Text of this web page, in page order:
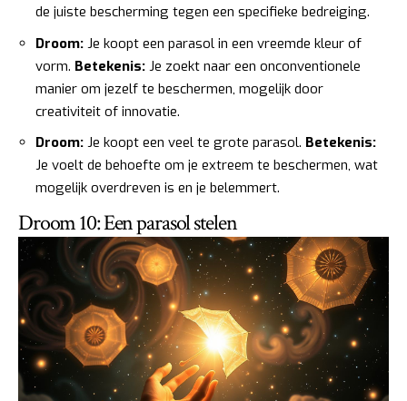
de juiste bescherming tegen een specifieke bedreiging.
Droom: Je koopt een parasol in een vreemde kleur of
vorm. Betekenis: Je zoekt naar een onconventionele
manier om jezelf te beschermen, mogelijk door
creativiteit of innovatie.
Droom: Je koopt een veel te grote parasol. Betekenis:
Je voelt de behoefte om je extreem te beschermen, wat
mogelijk overdreven is en je belemmert.
Droom 10: Een parasol stelen